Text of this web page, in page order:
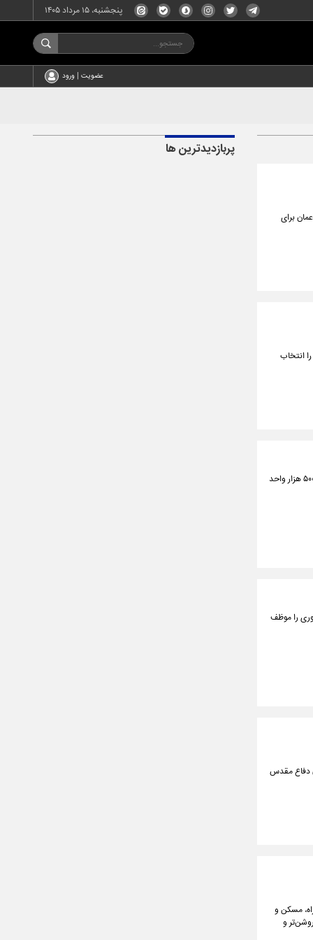
پنجشنبه، ۱۵ مرداد ۱۴۰۵
عضویت | ورود
برای
انتخاب
معاون شهرسازی و معماری وزیر راه و شهرسازی گفت: دولت چهاردهم متعهد به ساخت و تحویل یک میلیون و ۵۰۰ هزار واحد
مدیریت خدمات کشوری را موظف
ثبت‌شده ملی مرتبط با دوران دفاع مقدس
یورو پروژه در حوزه راه، مسکن و
و
پربازدیدترین ها